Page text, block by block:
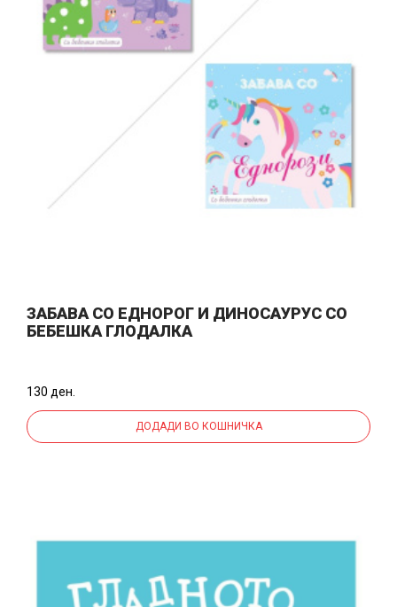
ЗАБАВА СО ЕДНОРОГ И ДИНОСАУРУС СО
БЕБЕШКА ГЛОДАЛКА
130 ден.
ДОДАДИ ВО КОШНИЧКА